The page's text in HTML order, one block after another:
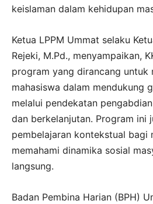
keislaman dalam kehidupan
Ketua LPPM Ummat selaku
Rejeki, M.Pd., menyampaikan,
program yang dirancang untuk
mahasiswa dalam mendukung
melalui pendekatan
dan berkelanjutan. Program ini
pembelajaran kontekstual bagi
memahami dinamika sosial
langsung.
Badan Pembina Harian (BPH)